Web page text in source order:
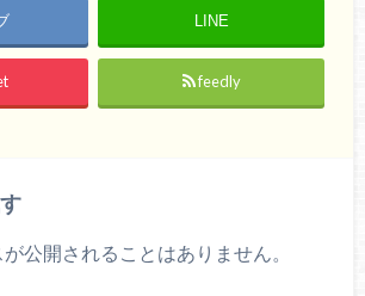
LINE
feedly
公開されることはありません。